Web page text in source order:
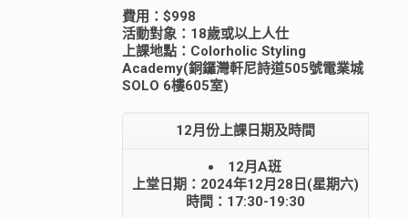
費用：$998
活動對象：18歲或以上人仕
上課地點：Colorholic Styling
Academy(銅鑼灣軒尼詩道505號電業城
SOLO 6樓605室)
12月份上課日期及時間
12月A班
上堂日期：2024年12月28日(星期六)
時間：17:30-19:30